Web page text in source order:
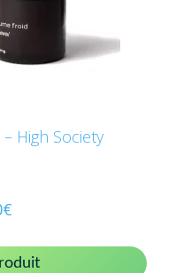
High Society
€